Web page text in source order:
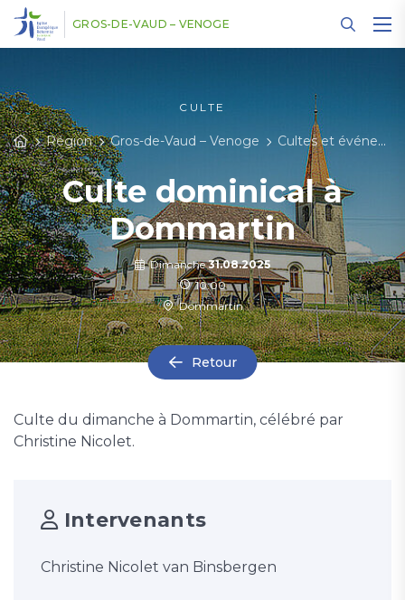
GROS-DE-VAUD – VENOGE
CULTE
Région Gros-de-Vaud – Venoge Cultes et événements
Culte dominical à
Dommartin
Dimanche31.08.2025
10:00
Dommartin
Retour
Culte du dimanche à Dommartin, célébré par
Christine Nicolet.
Intervenants
Christine Nicolet van Binsbergen
Panneau de gestion des cookies